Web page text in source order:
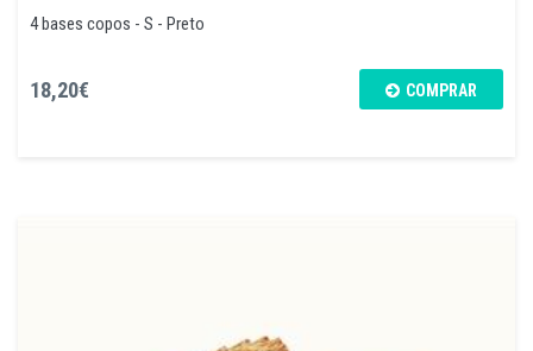
4 bases copos - S - Preto
18,20€ COMPRAR